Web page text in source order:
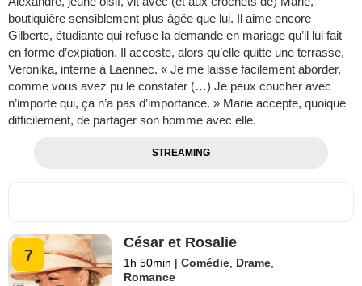
boutiquière sensiblement plus âgée que lui. Il aime encore
Gilberte, étudiante qui refuse la demande en mariage qu’il lui fait
en forme d’expiation. Il accoste, alors qu’elle quitte une terrasse,
Veronika, interne à Laennec. « Je me laisse facilement aborder,
comme vous avez pu le constater (…) Je peux coucher avec
n’importe qui, ça n’a pas d’importance. » Marie accepte, quoique
difficilement, de partager son homme avec elle.
STREAMING
7
César et Rosalie
1h 50min | Comédie Drame
Romance